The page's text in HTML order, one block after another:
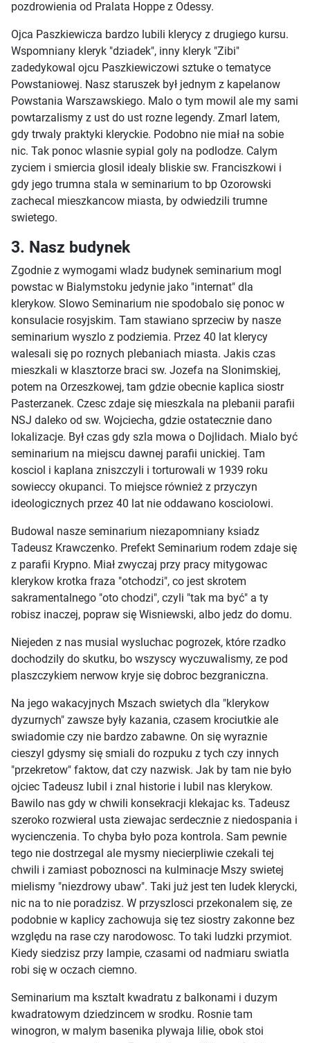
pozdrowienia od Pralata Hoppe z Odessy.
Ojca Paszkiewicza bardzo lubili klerycy z drugiego kursu.
Wspomniany kleryk "dziadek", inny kleryk "Zibi"
zadedykowal ojcu Paszkiewiczowi sztuke o tematyce
Powstaniowej. Nasz staruszek był jednym z kapelanow
Powstania Warszawskiego. Malo o tym mowil ale my sami
powtarzalismy z ust do ust rozne legendy. Zmarl latem,
gdy trwaly praktyki kleryckie. Podobno nie miał na sobie
nic. Tak ponoc wlasnie sypial goly na podlodze. Calym
zyciem i smiercia glosil idealy bliskie sw. Franciszkowi i
gdy jego trumna stala w seminarium to bp Ozorowski
zachecal mieszkancow miasta, by odwiedzili trumne
swietego.
3. Nasz budynek
Zgodnie z wymogami wladz budynek seminarium mogl
powstac w Bialymstoku jedynie jako "internat" dla
klerykow. Slowo Seminarium nie spodobalo się ponoc w
konsulacie rosyjskim. Tam stawiano sprzeciw by nasze
seminarium wyszlo z podziemia. Przez 40 lat klerycy
walesali się po roznych plebaniach miasta. Jakis czas
mieszkali w klasztorze braci sw. Jozefa na Slonimskiej,
potem na Orzeszkowej, tam gdzie obecnie kaplica siostr
Pasterzanek. Czesc zdaje się mieszkala na plebanii parafii
NSJ daleko od sw. Wojciecha, gdzie ostatecznie dano
lokalizacje. Był czas gdy szla mowa o Dojlidach. Mialo być
seminarium na miejscu dawnej parafii unickiej. Tam
kosciol i kaplana zniszczyli i torturowali w 1939 roku
sowieccy okupanci. To miejsce również z przyczyn
ideologicznych przez 40 lat nie oddawano kosciolowi.
Budowal nasze seminarium niezapomniany ksiadz
Tadeusz Krawczenko. Prefekt Seminarium rodem zdaje się
z parafii Krypno. Miał zwyczaj przy pracy mitygowac
klerykow krotka fraza "otchodzi", co jest skrotem
sakramentalnego "oto chodzi", czyli "tak ma być" a ty
robisz inaczej, popraw się Wisniewski, albo jedz do domu.
Niejeden z nas musial wysluchac pogrozek, które rzadko
dochodzily do skutku, bo wszyscy wyczuwalismy, ze pod
plaszczykiem nerwow kryje się dobroc bezgraniczna.
Na jego wakacyjnych Mszach swietych dla "klerykow
dyzurnych" zawsze były kazania, czasem krociutkie ale
swiadomie czy nie bardzo zabawne. On się wyraznie
cieszyl gdysmy się smiali do rozpuku z tych czy innych
"przekretow" faktow, dat czy nazwisk. Jak by tam nie było
ojciec Tadeusz lubil i znal historie i lubil nas klerykow.
Bawilo nas gdy w chwili konsekracji klekajac ks. Tadeusz
szeroko rozwieral usta ziewajac serdecznie z niedospania i
wycienczenia. To chyba było poza kontrola. Sam pewnie
tego nie dostrzegal ale mysmy niecierpliwie czekali tej
chwili i zamiast poboznosci na kulminacje Mszy swietej
mielismy "niezdrowy ubaw". Taki już jest ten ludek klerycki,
nic na to nie poradzisz. W przyszlosci przekonalem się, ze
podobnie w kaplicy zachowuja się tez siostry zakonne bez
względu na rase czy narodowosc. To taki ludzki przymiot.
Kiedy siedzisz przy lampie, czasami od nadmiaru swiatla
robi się w oczach ciemno.
Seminarium ma ksztalt kwadratu z balkonami i duzym
kwadratowym dziedzincem w srodku. Rosnie tam
winogron, w malym basenika plywaja lilie, obok stoi